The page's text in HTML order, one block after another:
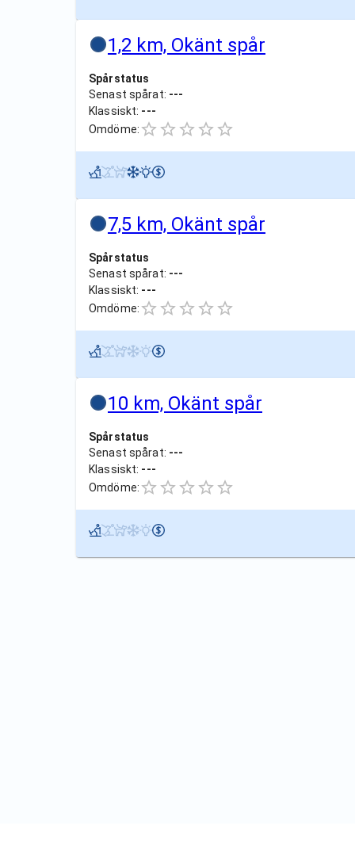
1,2 km, Okänt spår
Spårstatus
Senast spårat: ---
Klassiskt: ---
Omdöme:
7,5 km, Okänt spår
Spårstatus
Senast spårat: ---
Klassiskt: ---
Omdöme:
10 km, Okänt spår
Spårstatus
Senast spårat: ---
Klassiskt: ---
Omdöme: